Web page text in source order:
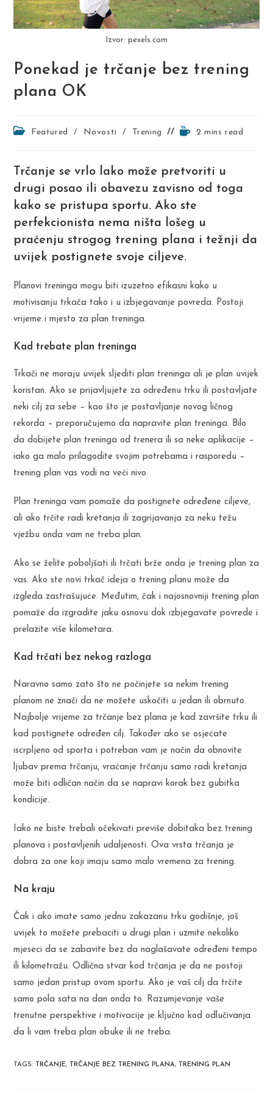
Izvor: pexels.com
Ponekad je trčanje bez trening
plana OK
PostFeatured / Novosti / Trening
Reading2 mins read
Trčanje se vrlo lako može pretvoriti u
drugi posao ili obavezu zavisno od toga
kako se pristupa sportu. Ako ste
perfekcionista nema ništa lošeg u
praćenju strogog trening plana i težnji da
uvijek postignete svoje ciljeve.
Planovi treninga mogu biti izuzetno efikasni kako u
motivisanju trkača tako i u izbjegavanje povreda. Postoji
vrijeme i mjesto za plan treninga.
Kad trebate plan treninga
Trkači ne moraju uvijek sljediti plan treninga ali je plan uvijek
koristan. Ako se prijavljujete za određenu trku ili postavljate
neki cilj za sebe – kao što je postavljanje novog ličnog
rekorda – preporučujemo da napravite plan treninga. Bilo
da dobijete plan treninga od trenera ili sa neke aplikacije –
iako ga malo prilagodite svojim potrebama i rasporedu –
trening plan vas vodi na veći nivo.
Plan treninga vam pomaže da postignete određene ciljeve,
ali ako trčite radi kretanja ili zagrijavanja za neku težu
vježbu onda vam ne treba plan.
Ako se želite poboljšati ili trčati brže onda je trening plan za
vas. Ako ste novi trkač ideja o trening planu može da
izgleda zastrašujuće. Međutim, čak i najosnovniji trening plan
pomaže da izgradite jaku osnovu dok izbjegavate povrede i
prelazite više kilometara.
Kad trčati bez nekog razloga
Naravno samo zato što ne počinjete sa nekim trening
planom ne znači da ne možete uskočiti u jedan ili obrnuto.
Najbolje vrijeme za trčanje bez plana je kad završite trku ili
kad postignete određen cilj. Također ako se osjećate
iscrpljeno od sporta i potreban vam je način da obnovite
ljubav prema trčanju, vraćanje trčanju samo radi kretanja
može biti odličan način da se napravi korak bez gubitka
kondicije.
Iako ne biste trebali očekivati previše dobitaka bez trening
planova i postavljenih udaljenosti. Ova vrsta trčanja je
dobra za one koji imaju samo malo vremena za trening.
Na kraju
Čak i ako imate samo jednu zakazanu trku godišnje, još
uvijek to možete prebaciti u drugi plan i uzmite nekoliko
mjeseci da se zabavite bez da naglašavate određeni tempo
ili kilometražu. Odlična stvar kod trčanja je da ne postoji
samo jedan pristup ovom sportu. Ako je vaš cilj da trčite
samo pola sata na dan onda to. Razumjevanje vaše
trenutne perspektive i motivacije je ključno kod odlučivanja
da li vam treba plan obuke ili ne treba.
TAGS: TRČANJE, TRČANJE BEZ TRENING PLANA, TRENING PLAN